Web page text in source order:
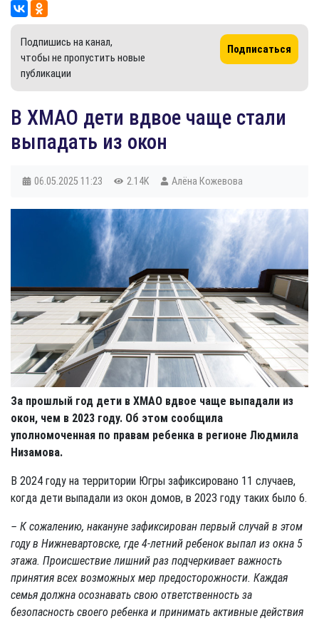
Подпишись на канал,
чтобы не пропустить новые
публикации
Подписаться
В ХМАО дети вдвое чаще стали
выпадать из окон
06.05.2025 11:23 2.14K Алёна Кожевова
За прошлый год дети в ХМАО вдвое чаще выпадали из
окон, чем в 2023 году. Об этом сообщила
уполномоченная по правам ребенка в регионе Людмила
Низамова.
В 2024 году на территории Югры зафиксировано 11 случаев,
когда дети выпадали из окон домов, в 2023 году таких было 6.
– К сожалению, накануне зафиксирован первый случай в этом
году в Нижневартовске, где 4-летний ребенок выпал из окна 5
этажа. Происшествие лишний раз подчеркивает важность
принятия всех возможных мер предосторожности. Каждая
семья должна осознавать свою ответственность за
безопасность своего ребенка и принимать активные действия